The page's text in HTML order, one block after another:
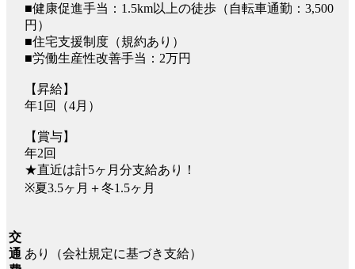
■健康促進手当：1.5km以上の徒歩（自転車通勤：3,500
円）
■住宅支援制度（規約あり）
■労働生産性改善手当：2万円
【昇給】
年1回（4月）
【賞与】
年2回
★直近は計5ヶ月分支給あり！
※夏3.5ヶ月＋冬1.5ヶ月
交
通 あり（会社規定に基づき支給）